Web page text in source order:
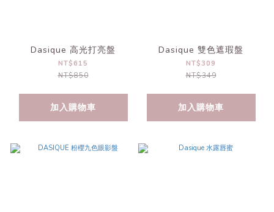
Dasique 高光打亮盤
NT$615
NT$850
加入購物車
Dasique 雙色遮瑕盤
NT$309
NT$349
加入購物車